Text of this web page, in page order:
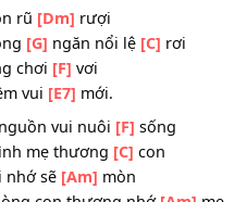
sang con nhớ
[G] buổi sáng sớm[C]
rộng sông
con khôn lớn.
rũ[Dm]rượi
[G]ngăn nổi lệ
chơi[F]vơi